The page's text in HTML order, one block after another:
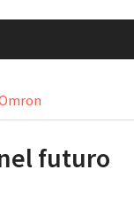
futuro